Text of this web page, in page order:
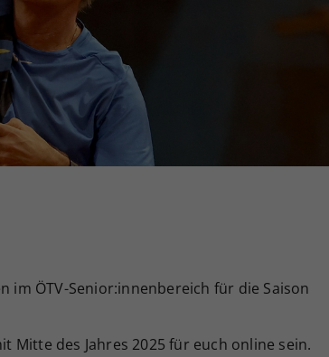
ÖTV-Senior:innenbereich für die Saison
Mitte des Jahres 2025 für euch online sein.
Ihrer vorgenommen Einstellungen, falls der
Webseiten-Betreiber dies eingestellt hat.